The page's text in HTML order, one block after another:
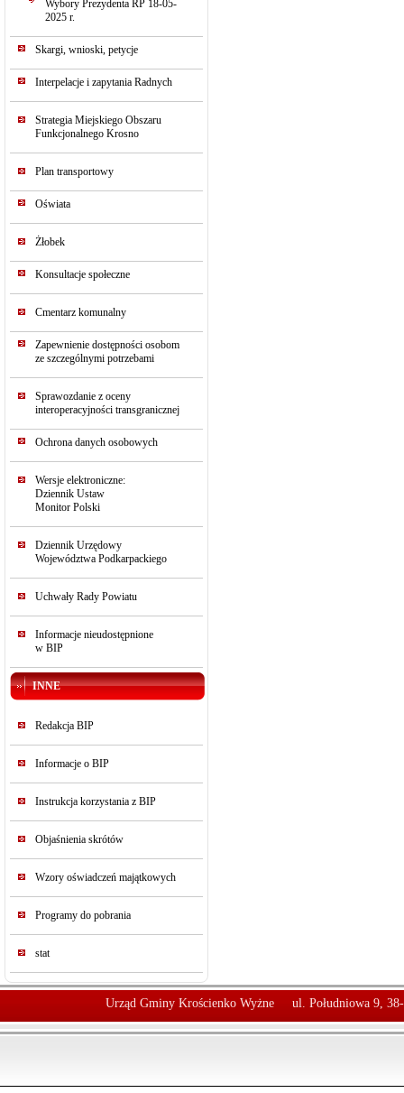
Wybory Prezydenta RP 18-05-
2025 r.
Skargi, wnioski, petycje
Interpelacje i zapytania Radnych
Strategia Miejskiego Obszaru
Funkcjonalnego Krosno
Plan transportowy
Oświata
Żłobek
Konsultacje społeczne
Cmentarz komunalny
Zapewnienie dostępności osobom
ze szczególnymi potrzebami
Sprawozdanie z oceny
interoperacyjności transgranicznej
Ochrona danych osobowych
Wersje elektroniczne:
Dziennik Ustaw
Monitor Polski
Dziennik Urzędowy
Województwa Podkarpackiego
Uchwały Rady Powiatu
Informacje nieudostępnione
w BIP
INNE
Redakcja BIP
Informacje o BIP
Instrukcja korzystania z BIP
Objaśnienia skrótów
Wzory oświadczeń majątkowych
Programy do pobrania
stat
Urząd Gminy Krościenko Wyżne ul. Południowa 9,